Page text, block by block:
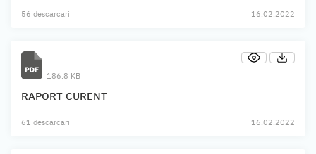
56 descarcari 16.02.2022
186.8 KB
RAPORT CURENT
61 descarcari 16.02.2022